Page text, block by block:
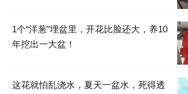
1个“洋葱”埋盆里，开花比脸还大，养10
年挖出一大盆！
这花就怕乱浇水，夏天一盆水，死得透